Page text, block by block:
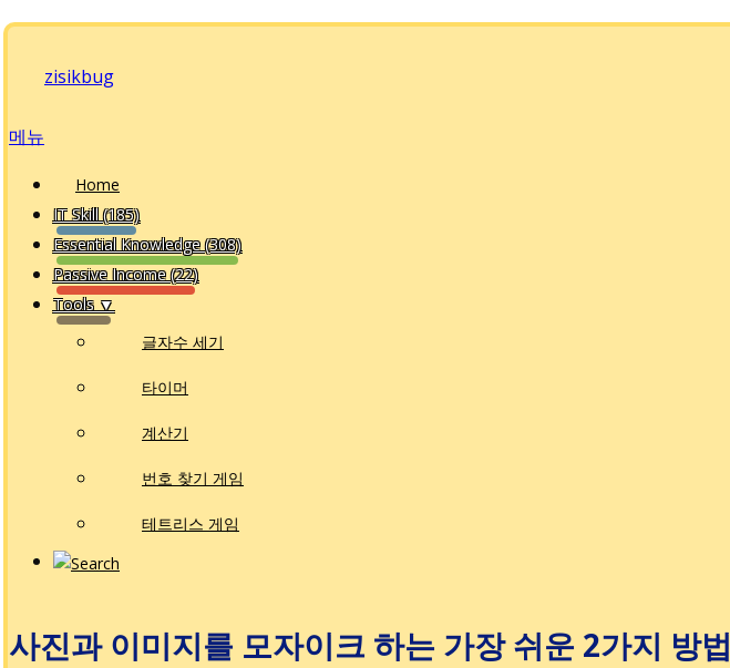
내
바
zisikbug
메뉴
Home
IT Skill (185)
Essential Knowledge (308)
Passive Income (22)
Tools ▼
글자수 세기
타이머
계산기
번호 찾기 게임
테트리스 게임
사진과 이미지를 모자이크 하는 가장 쉬운 2가지 방법